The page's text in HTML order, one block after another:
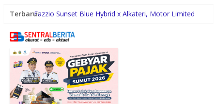
Terbaru:Fazzio Sunset Blue Hybrid x Alkateri, Motor Limited
Mimpi Besar Santri Darul Hikmah Jadi Nyata, Raih BIB
Maknai Kemerdekaan RI Ke-81, Rico Waas :
Kemerdekaan Harus Dirasakan Masyarakat Lewat
Peningkatan Pelayanan Primer
Rico Waas Kerahkan Jajaran Gotong Royong Bersihkan
Parit Jalan Taduan dari Sedimentasi Tebal